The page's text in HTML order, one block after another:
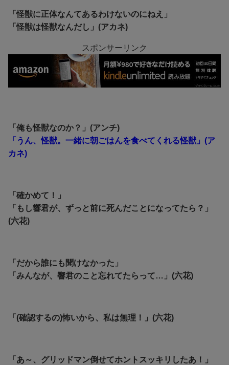
「怪獣に正体なんてあるわけないのにねえ」
「怪獣は怪獣なんだし」(アカネ)
スポンサーリンク
「俺も怪獣なのか？」(アンチ)
「うん、怪獣。一緒に朝ごはんを食べてくれる怪獣」(ア
カネ)
「確かめて！」
「もし響君が、ずっと前に死んだことになってたら？」
(六花)
「だから誰にも聞けなかった」
「みんなが、響君のこと忘れてたらって…」(六花)
「(確認するの)怖いから、私は無理！」(六花)
「あ～、グリッドマン倒せてホントスッキリしたあ！」